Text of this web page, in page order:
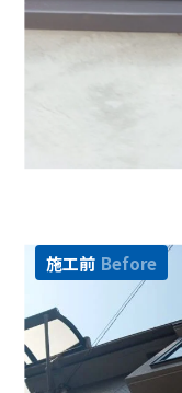
施工前 Before